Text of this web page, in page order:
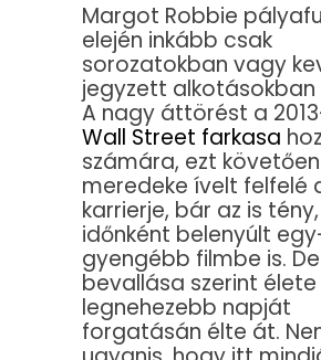
Margot Robbie
elején inkább csak
sorozatokban vagy
jegyzett alkotásokban
A nagy áttörést a
Wall Street farkasa
számára, ezt
meredeke ívelt felfelé
karrierje, bár az is
időnként belenyúlt
gyengébb filmbe is.
bevallása szerint
legnehezebb napját
forgatásán élte át.